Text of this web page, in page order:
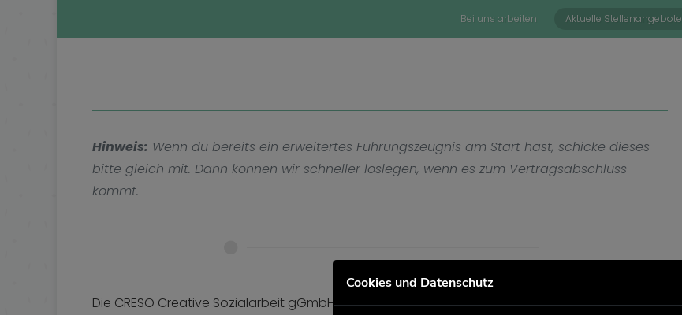
Bei uns arbeiten Aktuelle Stellenangebote
Hinweis: Wenn du bereits ein erweitertes Führungszeugnis am Start hast, schicke dieses
bitte gleich mit. Dann können wir schneller loslegen, wenn es zum Vertragsabschluss
kommt.
Die CRESO Creative Sozialarbeit gGmbH und die GBB Gesellschaft für berufliche Bildung mbH
Cookies und Datenschutz